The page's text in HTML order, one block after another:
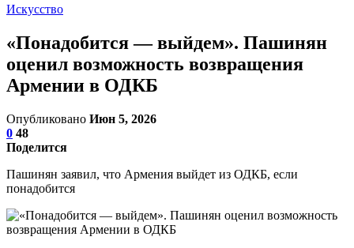
Искусство
«Понадобится — выйдем». Пашинян
оценил возможность возвращения
Армении в ОДКБ
Опубликовано Июн 5, 2026
0 48
Поделится
Пашинян заявил, что Армения выйдет из ОДКБ, если
понадобится